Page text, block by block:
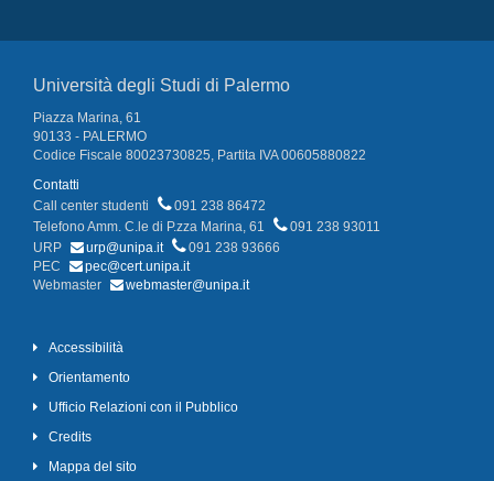
Università degli Studi di Palermo
Piazza Marina, 61
90133 - PALERMO
Codice Fiscale 80023730825, Partita IVA 00605880822
Contatti
Call center studenti
091 238 86472
Telefono Amm. C.le di P.zza Marina, 61
091 238 93011
URP
urp@unipa.it
091 238 93666
PEC
pec@cert.unipa.it
Webmaster
webmaster@unipa.it
Accessibilità
Orientamento
Ufficio Relazioni con il Pubblico
Credits
Mappa del sito